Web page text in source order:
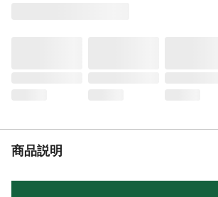
商品説明